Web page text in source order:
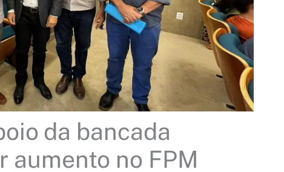
da bancada
aumento no FPM